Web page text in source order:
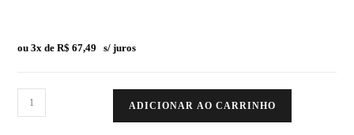
ou 3x deR$ 67,49 s/ juros
ADICIONAR AO CARRINHO